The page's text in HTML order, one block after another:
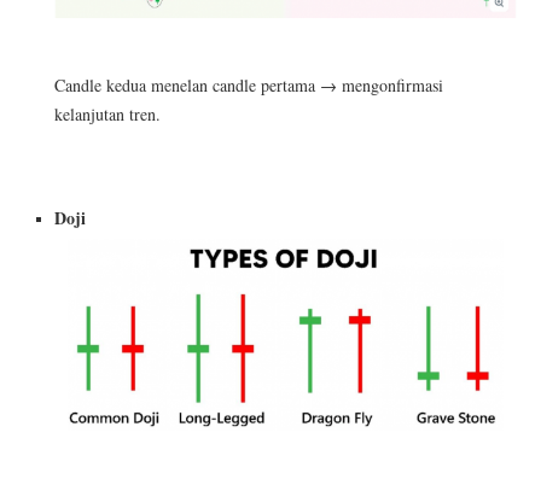
Candle kedua menelan candle pertama → mengonfirmasi
kelanjutan tren.
Doji